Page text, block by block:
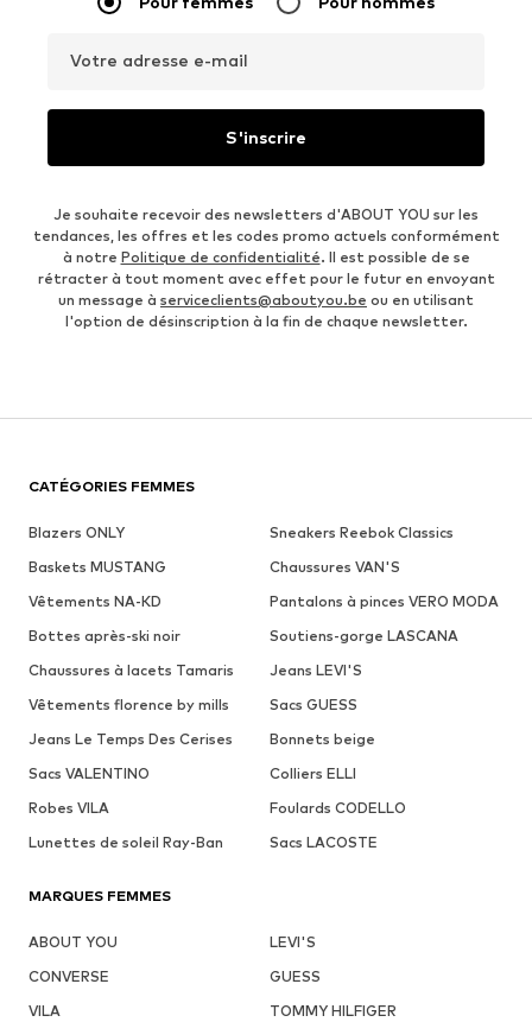
Votre adresse e-mail
S'inscrire
Je souhaite recevoir des newsletters d'ABOUT YOU sur les
tendances, les offres et les codes promo actuels conformément
à notre Politique de confidentialité. Il est possible de se
rétracter à tout moment avec effet pour le futur en envoyant
un message à serviceclients@aboutyou.be ou en utilisant
l'option de désinscription à la fin de chaque newsletter.
CATÉGORIES FEMMES
Blazers ONLY
Sneakers Reebok Classics
Baskets MUSTANG
Chaussures VAN'S
Vêtements NA-KD
Pantalons à pinces VERO MODA
Bottes après-ski noir
Soutiens-gorge LASCANA
Chaussures à lacets Tamaris
Jeans LEVI'S
Vêtements florence by mills
Sacs GUESS
Jeans Le Temps Des Cerises
Bonnets beige
Sacs VALENTINO
Colliers ELLI
Robes VILA
Foulards CODELLO
Lunettes de soleil Ray-Ban
Sacs LACOSTE
MARQUES FEMMES
ABOUT YOU
LEVI'S
CONVERSE
GUESS
VILA
TOMMY HILFIGER